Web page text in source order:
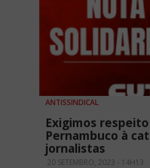
ANTISSINDICAL
Exigimos
Pernambuco à
jornalistas
20 SETEMBRO, 2023 - 14H13